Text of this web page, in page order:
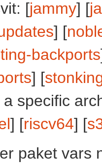
[jammy] [
] [
backports
] [
specific
] [riscv64] [
paket vars